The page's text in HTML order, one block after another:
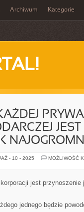
Archiwum Kategorie
JEST
- 10 - 2025
MOŻLIWOŚĆ
jest przynoszenie
jednego będzie